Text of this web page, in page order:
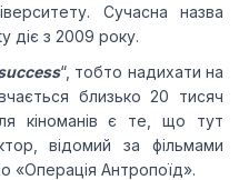
Сучасна назва
діє з 2009 року.
“, тобто надихати на
близько 20 тисяч
кіноманів є те, що тут
відомий за фільмами
«Операція Антропоїд».